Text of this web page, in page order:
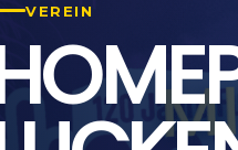
VEREIN